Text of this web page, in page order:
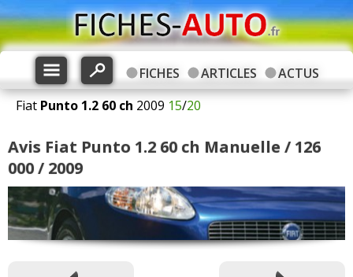
FICHES ARTICLES
ACTUS
Fiat Punto 1.2 60 ch 2009 15/20
Avis Fiat Punto 1.2 60 ch Manuelle / 126
000 / 2009